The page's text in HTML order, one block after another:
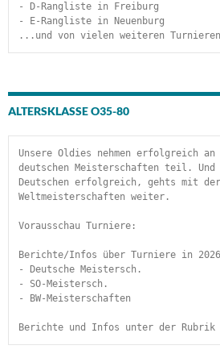
- D-Rangliste in Freiburg
- E-Rangliste in Neuenburg
...und von vielen weiteren
ALTERSKLASSE O35-80
Unsere Oldies nehmen erfolgreich
deutschen Meisterschaften teil.
Deutschen erfolgreich, gehts mit der
Weltmeisterschaften weiter.
Vorausschau Turniere:
Berichte/Infos über Turniere in
- Deutsche Meistersch.
- SO-Meistersch.
- BW-Meisterschaften
Berichte und Infos unter der